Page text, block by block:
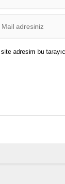
adresim bu